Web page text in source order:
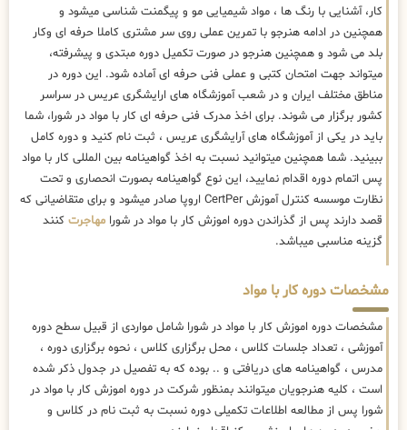
کار، آشنایی با رنگ ها ، مواد شیمیایی مو و پیگمنت شناسی میشود و
همچنین در ادامه هنرجو با تمرین عملی روی سر مشتری کاملا حرفه ای وکار
بلد می شود و همچنین هنرجو در صورت تکمیل دوره مبتدی و پیشرفته،
میتواند جهت امتحان کتبی و عملی فنی حرفه ای آماده شود. این دوره در
مناطق مختلف ایران و در شعب آموزشگاه های ارایشگری عریس در سراسر
کشور برگزار می شوند. برای اخذ مدرک فنی حرفه ای کار با مواد در شورا، شما
باید در یکی از آموزشگاه های آرایشگری عریس ، ثبت نام کنید و دوره کامل
ببینید. شما همچنین میتوانید نسبت به اخذ گواهینامه بین المللی کار با مواد
پس اتمام دوره اقدام نمایید، این نوع گواهینامه بصورت انحصاری و تحت
نظارت موسسه کنترل آموزش CertPer اروپا صادر میشود و برای متقاضیانی که
قصد دارند پس از گذراندن دوره اموزش کار با مواد در شورا مهاجرت کنند
گزینه مناسبی میباشد.
مشخصات دوره کار با مواد
مشخصات دوره اموزش کار با مواد در شورا شامل مواردی از قبیل سطح دوره
آموزشی ، تعداد جلسات کلاس ، محل برگزاری کلاس ، نحوه برگزاری دوره ،
مدرس ، گواهینامه های دریافتی و .. بوده که به تفصیل در جدول ذکر شده
است ، کلیه هنرجویان میتوانند بمنظور شرکت در دوره اموزش کار با مواد در
شورا پس از مطالعه اطلاعات تکمیلی دوره نسبت به ثبت نام در کلاس و